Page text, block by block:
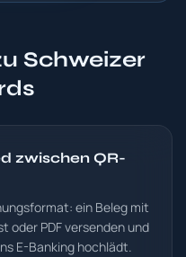
Schweizer
zwischen QR-
ein Beleg mit
oder PDF versenden und
E-Banking hochlädt.